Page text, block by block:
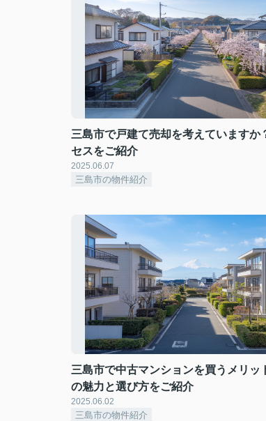
三島市で戸建て売却を考えていますか
セスをご紹介
2025.06.07
三島市の物件紹介
三島市で中古マンションを買うメリッ
の魅力と選び方をご紹介
2025.06.02
三島市の物件紹介